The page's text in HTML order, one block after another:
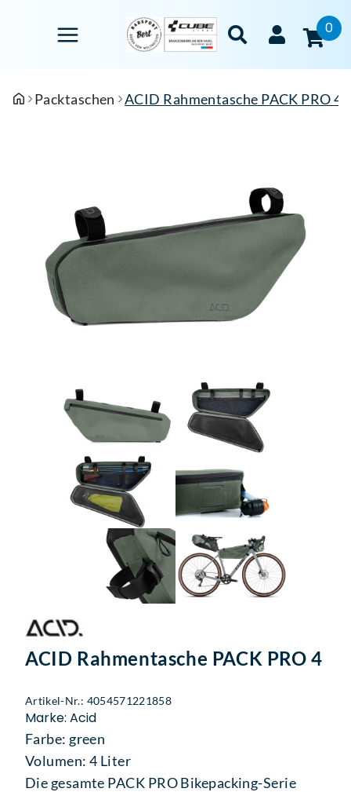
0
Packtaschen ACID Rahmentasche PACK PRO 4
ACID Rahmentasche PACK PRO 4
Artikel-Nr.: 4054571221858
Marke: Acid
Farbe: green
Volumen: 4 Liter
Die gesamte PACK PRO Bikepacking-Serie